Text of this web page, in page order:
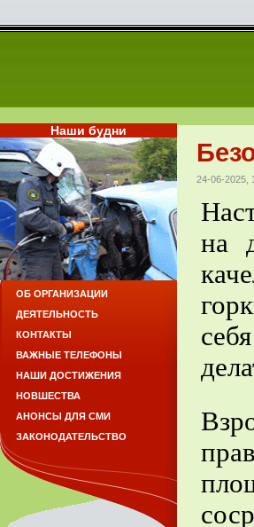
24-06-2025,
на
Наши будни
ОБ ОРГАНИЗАЦИИ
ДЕЯТЕЛЬНОСТЬ
КОНТАКТЫ
ВАЖНЫЕ ТЕЛЕФОНЫ
НАШИ ДОСТИЖЕНИЯ
НОВШЕСТВА
АНОНСЫ ДЛЯ СМИ
ЗАКОНОДАТЕЛЬСТВО